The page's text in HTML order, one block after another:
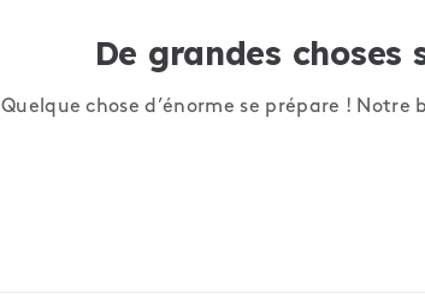
De grandes choses
Quelque chose d’énorme se prépare !